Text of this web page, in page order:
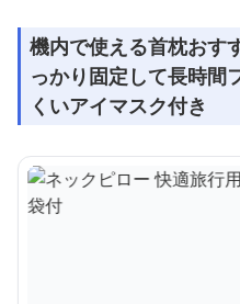
機内で使える首枕おす
っかり固定して長時間
くいアイマスク付き